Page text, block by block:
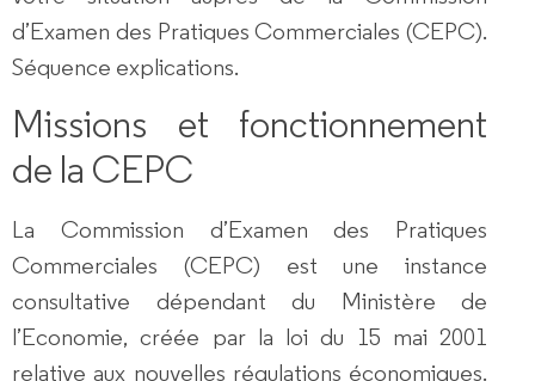
d’Examen des Pratiques Commerciales (CEPC).
Séquence explications.
Missions et fonctionnement
de la CEPC
La Commission d’Examen des Pratiques
Commerciales (CEPC) est une instance
consultative dépendant du Ministère de
l’Economie, créée par la loi du 15 mai 2001
relative aux nouvelles régulations économiques.